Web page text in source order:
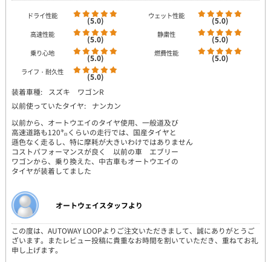
ドライ性能 (5.0) ウェット性能 (5.0)
高速性能 (5.0) 静粛性 (5.0)
乗り心地 (5.0) 燃費性能 (5.0)
ライフ・耐久性
(5.0)
装着車種:
スズキ ワゴンR
以前使っていたタイヤ:
ナンカン
以前から、オートウエイのタイヤ使用、一般道及び
高速道路も120㌔くらいの走行では、国産タイヤと
遜色なく走るし、特に摩耗が大きいわけではありません
コストパフォーマンスが良く 以前の車 エブリー
ワゴンから、乗り換えた、中古車もオートウエイの
タイヤが装着してました
オートウェイスタッフより
この度は、AUTOWAY LOOPよりご注文いただきまして、誠にありがとうご
ざいます。またレビュー投稿に貴重なお時間を割いていただき、重ねてお礼
申し上げます。